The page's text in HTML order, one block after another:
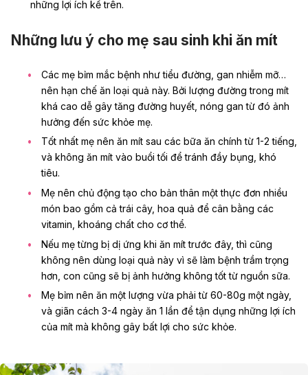
những lợi ích kể trên.
Những lưu ý cho mẹ sau sinh khi ăn mít
Các mẹ bỉm mắc bệnh như tiểu đường, gan nhiễm mỡ…
nên hạn chế ăn loại quả này. Bởi lượng đường trong mít
khá cao dễ gây tăng đường huyết, nóng gan từ đó ảnh
hưởng đến sức khỏe mẹ.
Tốt nhất mẹ nên ăn mít sau các bữa ăn chính từ 1-2 tiếng,
và không ăn mít vào buổi tối để tránh đầy bụng, khó
tiêu.
Mẹ nên chủ động tạo cho bản thân một thực đơn nhiều
món bao gồm cả trái cây, hoa quả để cân bằng các
vitamin, khoáng chất cho cơ thể.
Nếu mẹ từng bị dị ứng khi ăn mít trước đây, thì cũng
không nên dùng loại quả này vì sẽ làm bệnh trầm trọng
hơn, con cũng sẽ bị ảnh hưởng không tốt từ nguồn sữa.
Mẹ bỉm nên ăn một lượng vừa phải từ 60-80g một ngày,
và giãn cách 3-4 ngày ăn 1 lần để tận dụng những lợi ích
của mít mà không gây bất lợi cho sức khỏe.